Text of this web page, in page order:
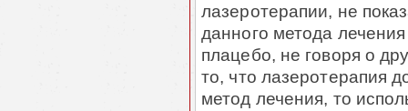
лазеротерапии, не
данного метода
плацебо, не говоря о
то, что лазеротерапия
метод лечения, то